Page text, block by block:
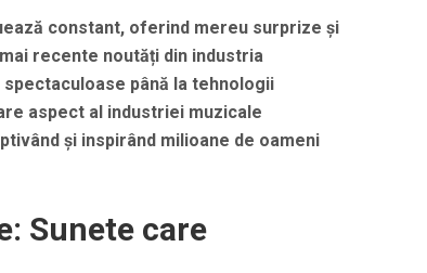
constant, oferind mereu surprize și
recente noutăți din industria
până la tehnologii
aspect al industriei muzicale
și inspirând milioane de oameni
Sunete care